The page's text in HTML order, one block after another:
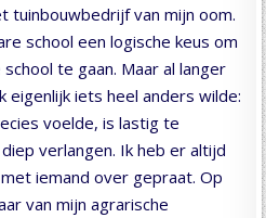
tuinbouwbedrijf van mijn oom.
school een logische keus om
te gaan. Maar al langer
eigenlijk iets heel anders wilde:
voelde, is lastig te
verlangen. Ik heb er altijd
iemand over gepraat. Op
van mijn agrarische